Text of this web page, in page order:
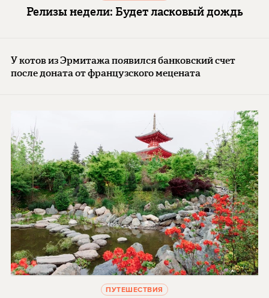
Релизы недели: Будет ласковый дождь
У котов из Эрмитажа появился банковский счет
после доната от французского мецената
ПУТЕШЕСТВИЯ